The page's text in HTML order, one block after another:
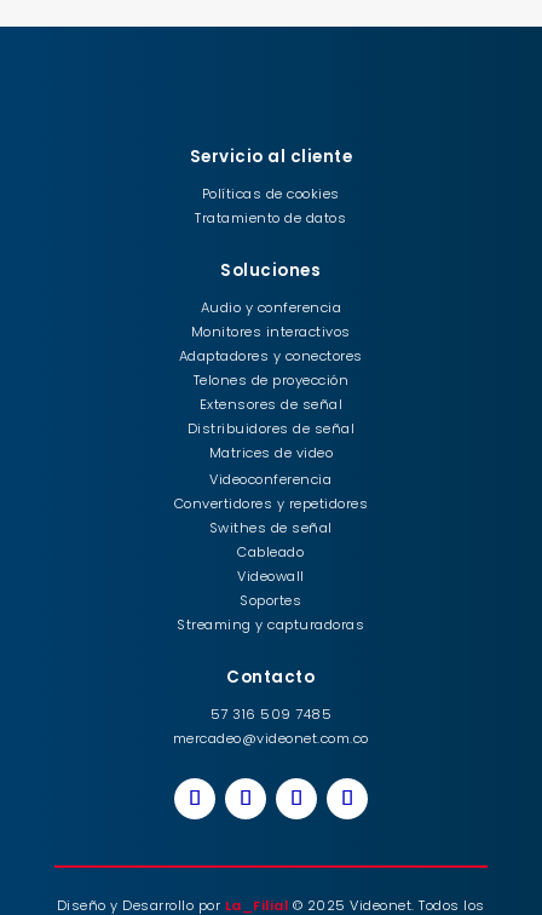
Servicio al cliente
Políticas de cookies
Tratamiento de datos
Soluciones
Audio y conferencia
Monitores interactivos
Adaptadores y conectores
Telones de proyección
Extensores de señal
Distribuidores de señal
Matrices de video
Videoconferencia
Convertidores y repetidores
Swithes de señal
Cableado
Videowall
Soportes
Streaming y capturadoras
Contacto
57 316 509 7485
mercadeo@videonet.com.co
Diseño y Desarrollo por La_Filial © 2025 Videonet. Todos los